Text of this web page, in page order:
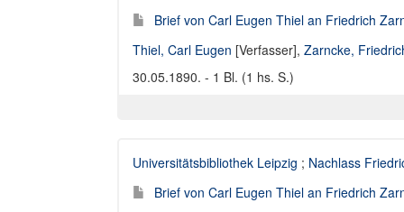
Brief von Carl Eugen Thiel an Friedrich
Thiel, Carl Eugen [Verfasser], Zarncke,
30.05.1890. - 1 Bl. (1 hs. S.)
Universitätsbibliothek Leipzig ; Nachlass
Brief von Carl Eugen Thiel an Friedrich